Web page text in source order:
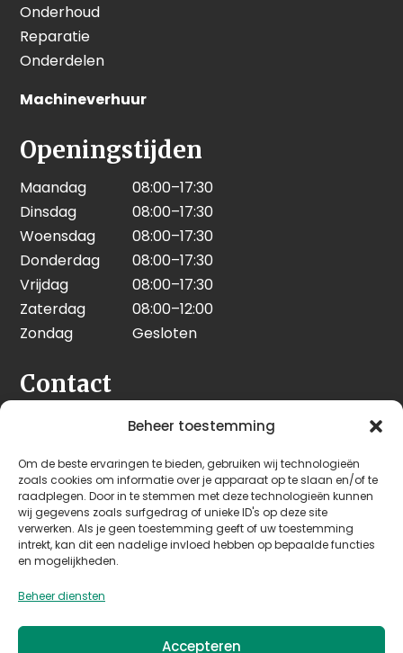
Beheer toestemming
Om de beste ervaringen te bieden, gebruiken wij technologieën
zoals cookies om informatie over je apparaat op te slaan en/of te
raadplegen. Door in te stemmen met deze technologieën kunnen
wij gegevens zoals surfgedrag of unieke ID's op deze site
verwerken. Als je geen toestemming geeft of uw toestemming
intrekt, kan dit een nadelige invloed hebben op bepaalde functies
en mogelijkheden.
Beheer diensten
Accepteren
Onderhoud
Reparatie
Onderdelen
Machineverhuur
Openingstijden
Maandag
08:00–17:30
Dinsdag
08:00–17:30
Woensdag
08:00–17:30
Donderdag
08:00–17:30
Vrijdag
08:00–17:30
Zaterdag
08:00–12:00
Zondag
Gesloten
Contact
Seeleman & Hoogendoorn
3628 GD Kockengen
Nederland
+31 (0)346 242 114
info@seehoo.nl